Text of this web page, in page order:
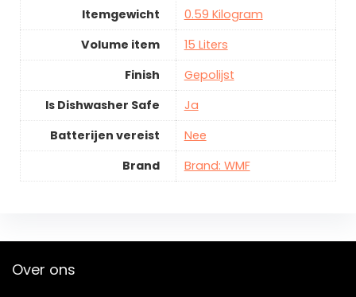
Itemgewicht
0.59 Kilogram
Volume item
15 Liters
Finish
Gepolijst
Is Dishwasher Safe
Ja
Batterijen vereist
Nee
Brand
Brand: WMF
Over ons